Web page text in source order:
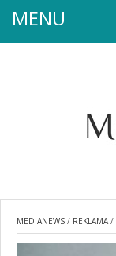
MENU
MEDIANEWS / REKLAMA/